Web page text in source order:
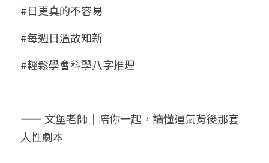
#日更真的不容易
#每週日溫故知新
#輕鬆學會科學八字推理
—— 文堡老師｜陪你一起，讀懂運氣背後那套
人性劇本